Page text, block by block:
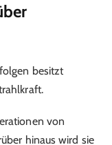
besitzt
von
hinaus wird sie